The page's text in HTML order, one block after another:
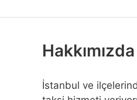
Hakkımızda
İstanbul ve